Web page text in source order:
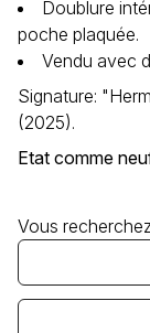
Doublure
poche plaquée.
Vendu avec
Signature:
(2025).
Etat comme
Vous